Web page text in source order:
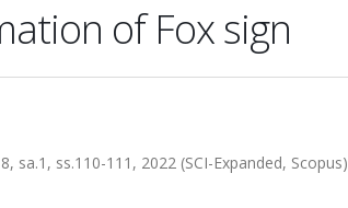
of Fox sign
sa.1, ss.110-111, 2022 (SCI-Expanded, Scopus)